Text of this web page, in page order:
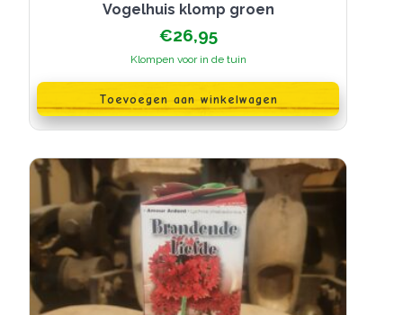
Vogelhuis klomp groen
€26,95
Klompen voor in de tuin
Toevoegen aan winkelwagen